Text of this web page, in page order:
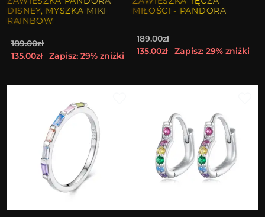
DISNEY, MYSZKA MIKI
RAINBOW
189.00zł
135.00zł
Zapisz: 29% zniżki
MIŁOŚCI - PANDORA
189.00zł
135.00zł
Zapisz: 29% zniżki